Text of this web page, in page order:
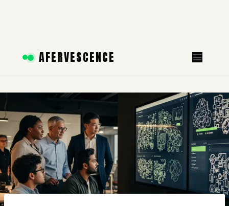
AFERVESCENCE